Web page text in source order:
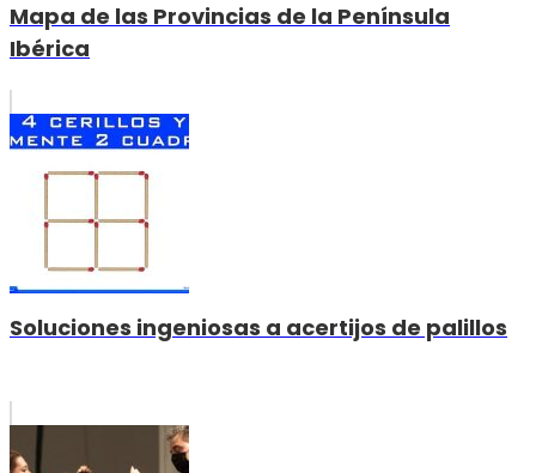
Mapa de las Provincias de la Península
Ibérica
Soluciones ingeniosas a acertijos de palillos